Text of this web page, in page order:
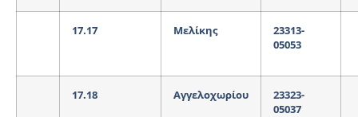
17.17 Μελίκης
23313-
05053
17.18 Αγγελοχωρίου
23323-
05037